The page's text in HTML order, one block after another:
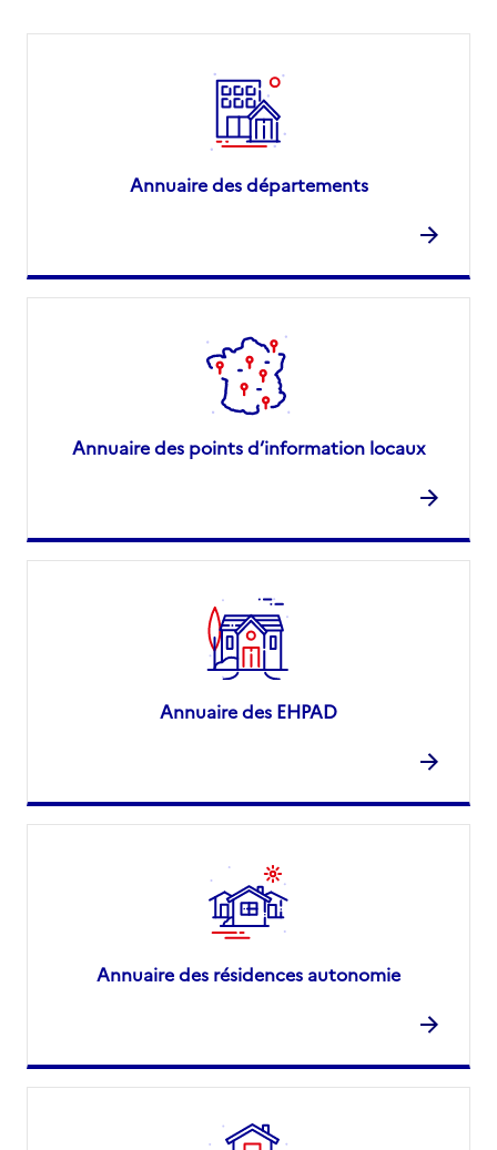
Annuaire des départements
Annuaire des points d’information locaux
Annuaire des EHPAD
Annuaire des résidences autonomie